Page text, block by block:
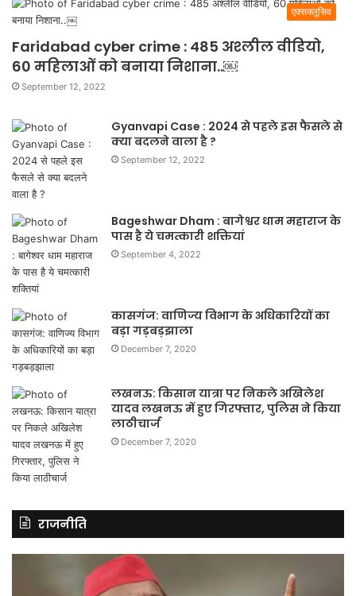
एक्सक्लूसिव
Faridabad cyber crime : 485 अश्लील वीडियो,
60 महिलाओं को बनाया निशाना..￼
September 12, 2022
Gyanvapi Case : 2024 से पहले इस फैसले से
क्या बदलने वाला है ?
September 12, 2022
Bageshwar Dham : बागेश्वर धाम महाराज के
पास है ये चमत्कारी शक्तियां
September 4, 2022
कासगंज: वाणिज्य विभाग के अधिकारियों का
बड़ा गड़बड़झाला
December 7, 2020
लखनऊ: किसान यात्रा पर निकले अखिलेश
यादव लखनऊ में हुए गिरफ्तार, पुलिस ने किया
लाठीचार्ज
December 7, 2020
राजनीति